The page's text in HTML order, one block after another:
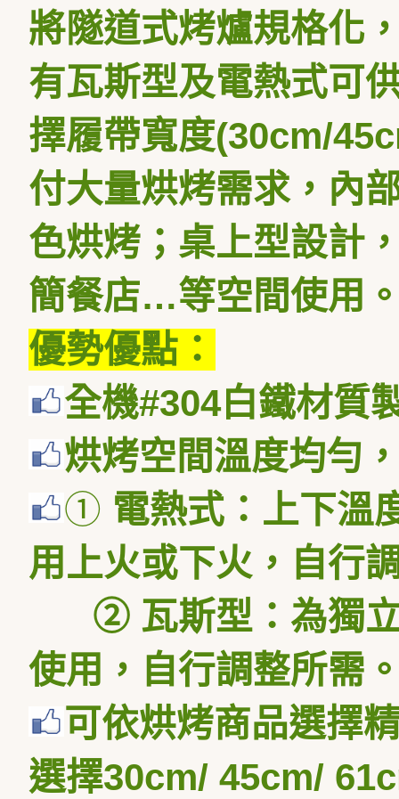
將隧道式烤爐規格化
有瓦斯型及電熱式可
擇履帶寬度(30cm/
付大量烘烤需求，內
色烘烤；桌上型設計
簡餐店…等空間使用
優勢優點：
全機#304白鐵材質
烘烤空間溫度均勻
① 電熱式：上下溫
用上火或下火，自行
② 瓦斯型：為獨
使用，自行調整所需
可依烘烤商品選擇
選擇30cm/ 45cm/